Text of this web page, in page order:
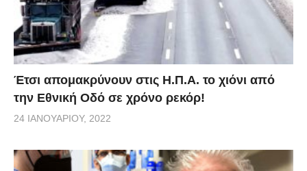
Έτσι απομακρύνουν στις Η.Π.Α. το χιόνι από
την Εθνική Οδό σε χρόνο ρεκόρ!
24 ΙΑΝΟΥΑΡΊΟΥ, 2022